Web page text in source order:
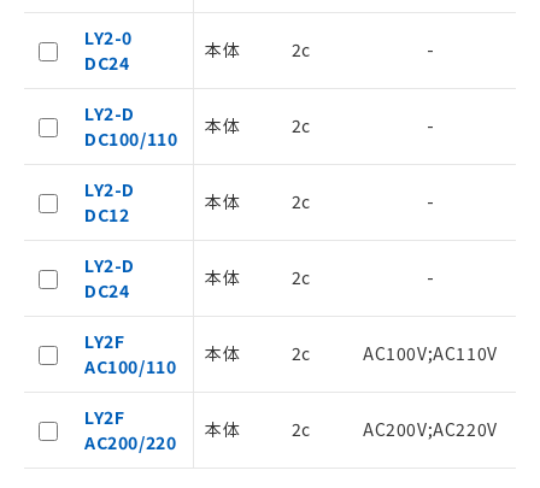
LY2-0
DC24
本体 2c -
LY2-D
DC100/110
本体 2c -
LY2-D
DC12
本体 2c -
LY2-D
DC24
本体 2c -
LY2F
AC100/110
本体 2c AC100V;AC110V
LY2F
AC200/220
本体 2c AC200V;AC220V
－
在庫なし(最新の在庫状況につ
いては、お客様のお取引先、ま
機器販売店・当社販売員にご確
認ください)
白
情報を公開していない機種
オムロン制御機器販売店や当社販売拠
販売ネットワーク
」をご確認
在庫状況および標準価格結果を当社の
事前の承諾なく第三者に漏洩または開
示しないようお願いします。
マイパーツ機能（部品リスト作成サー
ビス）をご利用いただくには、I-Web
あります。
お客様が当ウェブサイト上で当社にご
および当社の共同利用者が、当社の製
品・サービスに関するお客様との取
引・商談に必要な範囲で利用すること
をご了承ください。
※当社の共同利用者とは、
"個人情報
の共同利用に関して"
用者の範囲」に記載されている法人を